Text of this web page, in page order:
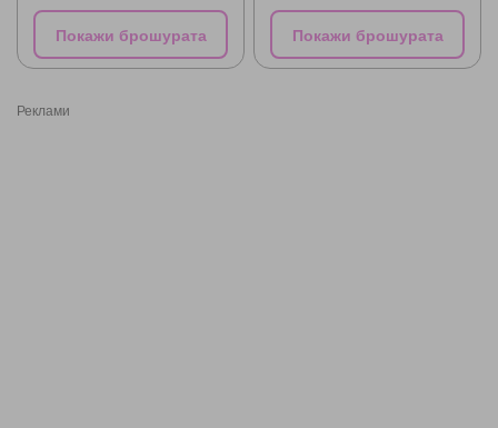
Покажи брошурата Покажи брошурата
Реклами